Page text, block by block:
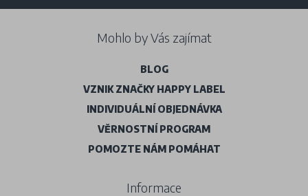
Mohlo by Vás zajímat
BLOG
VZNIK ZNAČKY HAPPY LABEL
INDIVIDUÁLNÍ OBJEDNÁVKA
VĚRNOSTNÍ PROGRAM
POMOZTE NÁM POMÁHAT
Informace